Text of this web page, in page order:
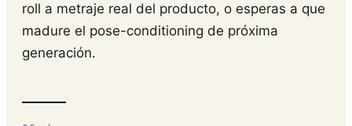
roll a metraje real del producto, o esperas a que
madure el pose-conditioning de próxima
generación.